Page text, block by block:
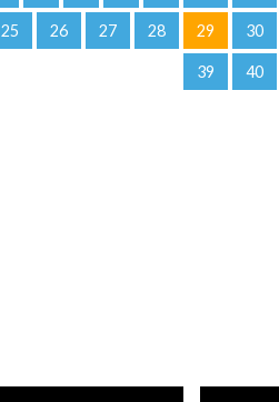
25 26 27 28 29 30
39 40